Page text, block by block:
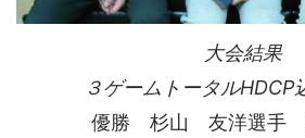
大会結果
３ゲームトータルHDCP
優勝 杉山 友洋選手